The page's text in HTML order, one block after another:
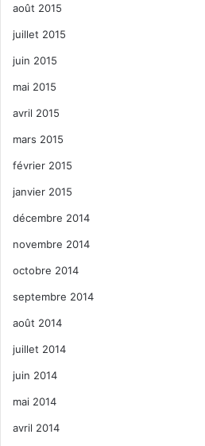
août 2015
juillet 2015
juin 2015
mai 2015
avril 2015
mars 2015
février 2015
janvier 2015
décembre 2014
novembre 2014
octobre 2014
septembre 2014
août 2014
juillet 2014
juin 2014
mai 2014
avril 2014